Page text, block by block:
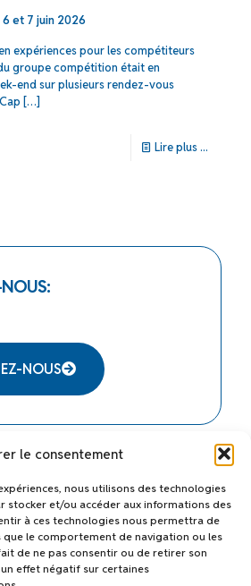
le consentement
nous utilisons des technologies
stocker et/ou accéder aux informations des
à ces technologies nous permettra de
le comportement de navigation ou les
de ne pas consentir ou de retirer son
effet négatif sur certaines
et 7 juin 2026
expériences pour les compétiteurs
groupe compétition était en
end sur plusieurs rendez-vous
[…]
Lire plus ...
NOUS
ADRESSE :
41 chemin
du Halage
59820
GRAVELINES